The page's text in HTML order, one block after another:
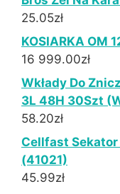
25.05zł
KOSIARKA OM
16 999.00zł
Wkłady Do
3L 48H 30Szt
58.20zł
Cellfast Sekator
(41021)
45.99zł